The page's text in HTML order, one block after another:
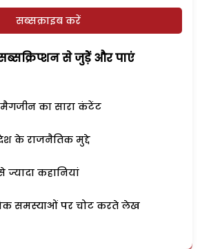
सब्सक्राइब करें
से जुड़ेें और पाएं
मैगजीन का सारा कंटेंट
के राजनैतिक मुद्दे
ज्यादा कहानियां
समस्याओं पर चोट करते लेख